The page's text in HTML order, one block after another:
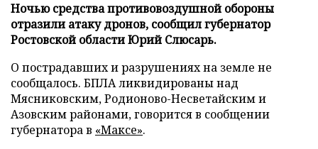
Ночью средства противовоздушной обороны
отразили атаку дронов, сообщил губернатор
Ростовской области Юрий Слюсарь.
О пострадавших и разрушениях на земле не
сообщалось. БПЛА ликвидированы над
Мясниковским, Родионово-Несветайским и
Азовским районами, говорится в сообщении
губернатора в «Максе».